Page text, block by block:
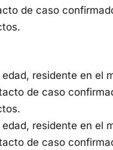
de caso
residente en el
de caso
residente en el
de caso